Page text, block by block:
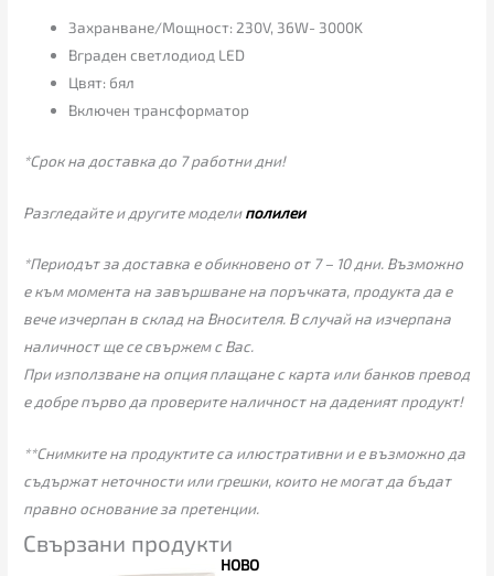
Захранване/Мощност: 230V, 36W- 3000K
Вграден светлодиод LED
Цвят: бял
Включен трансформатор
*Срок на доставка до 7 работни дни!
Разгледайте и другите моделиполилеи
*Периодът за доставка е обикновено от 7 – 10 дни. Възможно
е към момента на завършване на поръчката, продукта да е
вече изчерпан в склад на Вносителя. В случай на изчерпана
наличност ще се свържем с Вас.
При използване на опция плащане с карта или банков превод
е добре първо да проверите наличност на даденият продукт!
**Снимките на продуктите са илюстративни и е възможно да
съдържат неточности или грешки, които не могат да бъдат
правно основание за претенции.
Свързани продукти
НОВО